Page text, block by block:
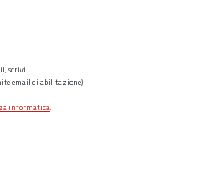
scrivi
email di abilitazione)
informatica.